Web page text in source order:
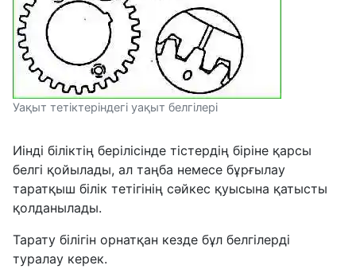
Уақыт тетіктеріндегі уақыт белгілері
Иінді біліктің берілісінде тістердің біріне қарсы
белгі қойылады, ал таңба немесе бұрғылау
таратқыш білік тетігінің сәйкес қуысына қатысты
қолданылады.
Тарату білігін орнатқан кезде бұл белгілерді
туралау керек.